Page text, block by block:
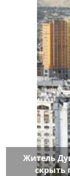
Житель
скрыть